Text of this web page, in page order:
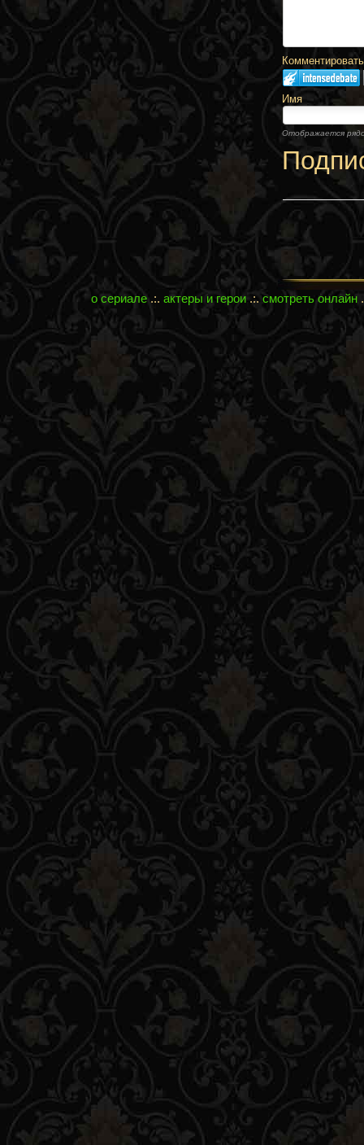
Имя
Отображается
о сериале.:. актеры и герои.:.смотреть онлайн